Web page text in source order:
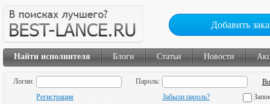
Добавить
Найти исполнителя Блоги Статьи Новости
Логин:
Пароль:
Регистрация
Забыли пароль?